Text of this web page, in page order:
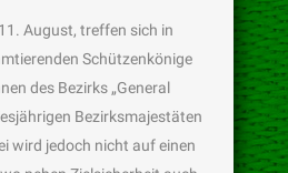
August, treffen sich in
Schützenkönige
des Bezirks „General
Bezirksmajestäten
wird jedoch nicht auf einen